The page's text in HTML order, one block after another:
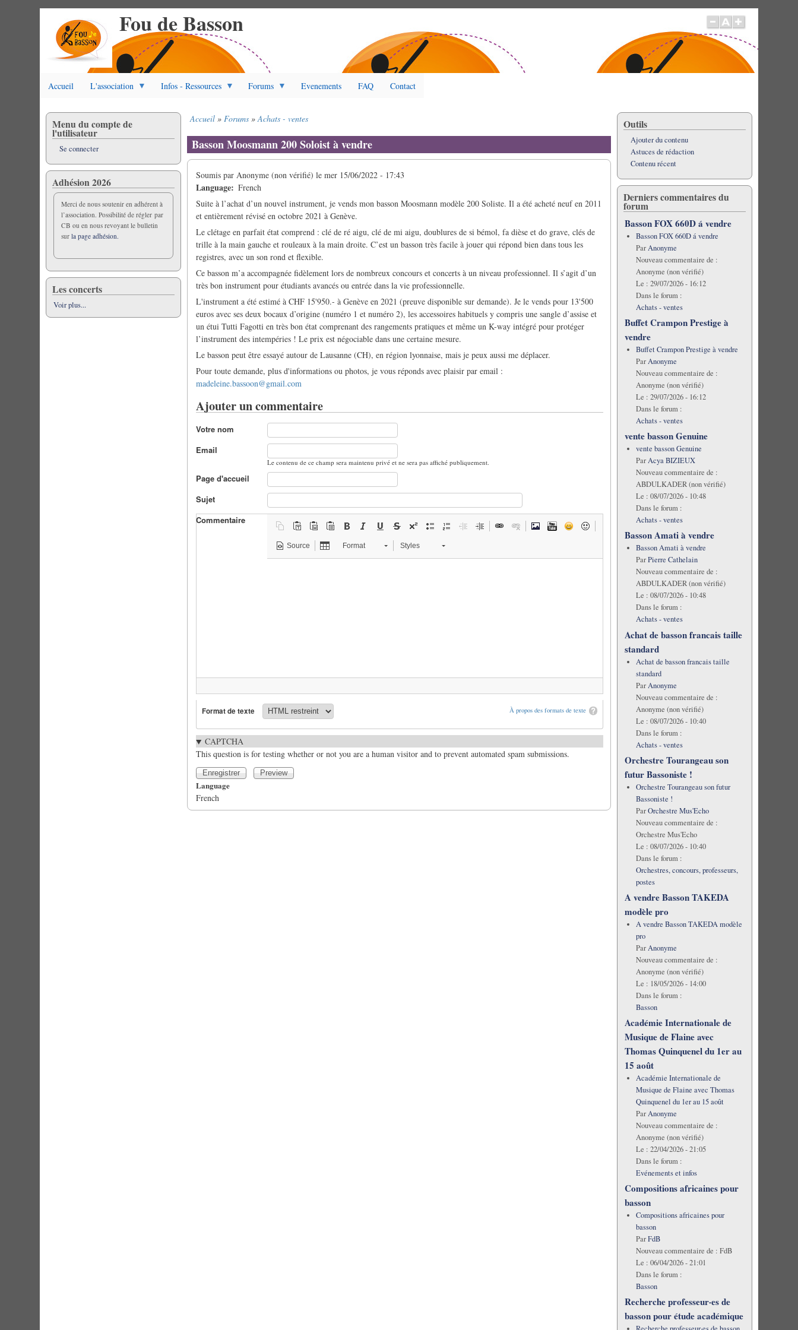
Fou de Basson
Accueil L'association Infos - Ressources Forums Evenements FAQ Contact
d'Ariane
Accueil Forums Achats - ventes
Basson Moosmann 200 Soloist à vendre
Soumis parAnonyme (non vérifié) lemer 15/06/2022 - 17:43
Language
French
Suite à l’achat d’un nouvel instrument, je vends mon basson Moosmann modèle 200 Soliste. Il a été acheté neuf en 2011
et entièrement révisé en octobre 2021 à Genève.
Le clétage en parfait état comprend : clé de ré aigu, clé de mi aigu, doublures de si bémol, fa dièse et do grave, clés de
trille à la main gauche et rouleaux à la main droite. C’est un basson très facile à jouer qui répond bien dans tous les
registres, avec un son rond et flexible.
Ce basson m’a accompagnée fidèlement lors de nombreux concours et concerts à un niveau professionnel. Il s’agit d’un
très bon instrument pour étudiants avancés ou entrée dans la vie professionnelle.
L'instrument a été estimé à CHF 15'950.- à Genève en 2021 (preuve disponible sur demande). Je le vends pour 13'500
euros avec ses deux bocaux d’origine (numéro 1 et numéro 2), les accessoires habituels y compris une sangle d’assise et
un étui Tutti Fagotti en très bon état comprenant des rangements pratiques et même un K-way intégré pour protéger
l’instrument des intempéries ! Le prix est négociable dans une certaine mesure.
Le basson peut être essayé autour de Lausanne (CH), en région lyonnaise, mais je peux aussi me déplacer.
Pour toute demande, plus d'informations ou photos, je vous réponds avec plaisir par email :
madeleine.bassoon@gmail.com
Ajouter un commentaire
Votre nom
Email
Le contenu de ce champ sera maintenu privé et ne sera pas affiché publiquement.
Page d'accueil
Sujet
Commentaire
Source Format Styles
À propos des formats de texte
Format de texte
CAPTCHA
This question is for testing whether or not you are a human visitor and to prevent automated spam submissions.
Language
French
Menu du compte de
l'utilisateur
Se connecter
Adhésion 2026
Merci de nous soutenir en adhérent à
l’association. Possibilité de régler par
CB ou en nous revoyant le bulletin
surla page adhésion.
Les concerts
Voir plus...
Outils
Ajouter du contenu
Astuces de rédaction
Contenu récent
Derniers commentaires du
forum
Basson FOX 660D á vendre
Basson FOX 660D á vendre
ParAnonyme
Nouveau commentaire de :
Anonyme (non vérifié)
Le : 29/07/2026 - 16:12
Dans le forum :
Achats - ventes
Buffet Crampon Prestige à
vendre
Buffet Crampon Prestige à vendre
ParAnonyme
Nouveau commentaire de :
Anonyme (non vérifié)
Le : 29/07/2026 - 16:12
Dans le forum :
Achats - ventes
vente basson Genuine
vente basson Genuine
ParAcya BIZIEUX
Nouveau commentaire de :
ABDULKADER (non vérifié)
Le : 08/07/2026 - 10:48
Dans le forum :
Achats - ventes
Basson Amati à vendre
Basson Amati à vendre
ParPierre Cathelain
Nouveau commentaire de :
ABDULKADER (non vérifié)
Le : 08/07/2026 - 10:48
Dans le forum :
Achats - ventes
Achat de basson francais taille
standard
Achat de basson francais taille
standard
ParAnonyme
Nouveau commentaire de :
Anonyme (non vérifié)
Le : 08/07/2026 - 10:40
Dans le forum :
Achats - ventes
Orchestre Tourangeau son
futur Bassoniste !
Orchestre Tourangeau son futur
Bassoniste !
ParOrchestre Mus'Echo
Nouveau commentaire de :
Orchestre Mus'Echo
Le : 08/07/2026 - 10:40
Dans le forum :
Orchestres, concours, professeurs,
postes
A vendre Basson TAKEDA
modèle pro
A vendre Basson TAKEDA modèle
pro
ParAnonyme
Nouveau commentaire de :
Anonyme (non vérifié)
Le : 18/05/2026 - 14:00
Dans le forum :
Basson
Académie Internationale de
Musique de Flaine avec
Thomas Quinquenel du 1er au
15 août
Académie Internationale de
Musique de Flaine avec Thomas
Quinquenel du 1er au 15 août
ParAnonyme
Nouveau commentaire de :
Anonyme (non vérifié)
Le : 22/04/2026 - 21:05
Dans le forum :
Evénements et infos
Compositions africaines pour
basson
Compositions africaines pour
basson
ParFdB
Nouveau commentaire de : FdB
Le : 06/04/2026 - 21:01
Dans le forum :
Basson
Recherche professeur·es de
basson pour étude académique